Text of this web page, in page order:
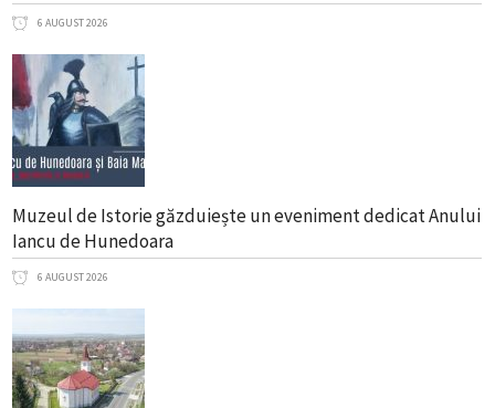
6 AUGUST 2026
Muzeul de Istorie găzduiește un eveniment dedicat Anului
Iancu de Hunedoara
6 AUGUST 2026